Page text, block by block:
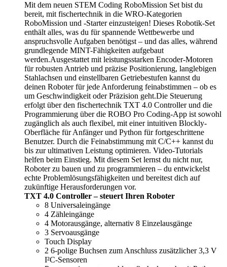
Mit dem neuen STEM Coding RoboMission Set bist du
bereit, mit fischertechnik in die WRO-Kategorien
RoboMission und -Starter einzusteigen! Dieses Robotik-Set
enthält alles, was du für spannende Wettbewerbe und
anspruchsvolle Aufgaben benötigst – und das alles, während
grundlegende MINT-Fähigkeiten aufgebaut
werden.Ausgestattet mit leistungsstarken Encoder-Motoren
für robusten Antrieb und präzise Positionierung, langlebigen
Stahlachsen und einstellbaren Getriebestufen kannst du
deinen Roboter für jede Anforderung feinabstimmen – ob es
um Geschwindigkeit oder Präzision geht.Die Steuerung
erfolgt über den fischertechnik TXT 4.0 Controller und die
Programmierung über die ROBO Pro Coding-App ist sowohl
zugänglich als auch flexibel, mit einer intuitiven Blockly-
Oberfläche für Anfänger und Python für fortgeschrittene
Benutzer. Durch die Feinabstimmung mit C/C++ kannst du
bis zur ultimativen Leistung optimieren. Video-Tutorials
helfen beim Einstieg. Mit diesem Set lernst du nicht nur,
Roboter zu bauen und zu programmieren – du entwickelst
echte Problemlösungsfähigkeiten und bereitest dich auf
zukünftige Herausforderungen vor.
TXT 4.0 Controller – steuert Ihren Roboter
8 Universaleingänge
4 Zähleingänge
4 Motorausgänge, alternativ 8 Einzelausgänge
3 Servoausgänge
Touch Display
2 6-polige Buchsen zum Anschluss zusätzlicher 3,3 V
I²C-Sensoren